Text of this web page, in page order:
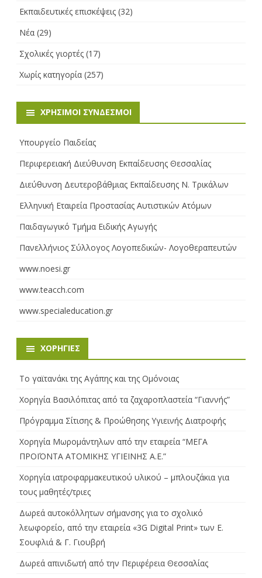
Εκπαιδευτικές επισκέψεις (32)
Νέα (29)
Σχολικές γιορτές (17)
Χωρίς κατηγορία (257)
ΧΡΉΣΙΜΟΙ ΣΎΝΔΕΣΜΟΙ
Υπουργείο Παιδείας
Περιφερειακή Διεύθυνση Εκπαίδευσης Θεσσαλίας
Διεύθυνση Δευτεροβάθμιας Εκπαίδευσης Ν. Τρικάλων
Ελληνική Εταιρεία Προστασίας Αυτιστικών Ατόμων
Παιδαγωγικό Τμήμα Ειδικής Αγωγής
Πανελλήνιος Σύλλογος Λογοπεδικών- Λογοθεραπευτών
www.noesi.gr
www.teacch.com
www.specialeducation.gr
ΧΟΡΗΓΊΕΣ
Το γαϊτανάκι της Αγάπης και της Ομόνοιας
Χορηγία Βασιλόπιτας από τα ζαχαροπλαστεία “Γιαννής”
Πρόγραμμα Σίτισης & Προώθησης Υγιεινής Διατροφής
Χορηγία Μωρομάντηλων από την εταιρεία “ΜΕΓΑ
ΠΡΟΪΌΝΤΑ ΑΤΟΜΙΚΗΣ ΥΓΙΕΙΝΗΣ Α.Ε.”
Χορηγία ιατροφαρμακευτικού υλικού – μπλουζάκια για
τους μαθητές/τριες
Δωρεά αυτοκόλλητων σήμανσης για το σχολικό
λεωφορείο, από την εταιρεία «3G Digital Print» των Ε.
Σουφλιά & Γ. Γιουβρή
Δωρεά απινιδωτή από την Περιφέρεια Θεσσαλίας